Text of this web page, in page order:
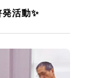
活動✨